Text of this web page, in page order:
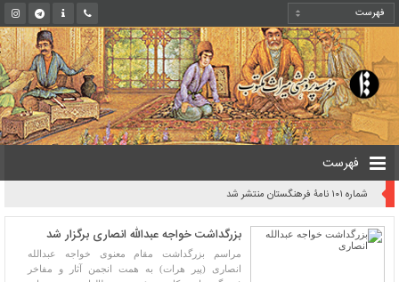
فهرست
شماره ۱۰۱ نامۀ فرهنگستان منتشر شد
بزرگداشت خواجه عبدالله انصاری برگزار شد
مراسم بزرگداشت مقام معنوی خواجه عبدالله
انصاری (پیر هرات) به همت انجمن آثار و مفاخر